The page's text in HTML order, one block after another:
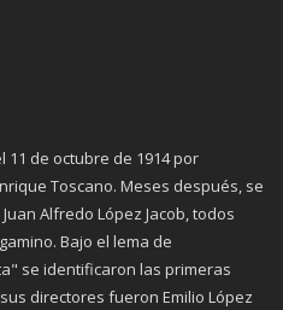
11 de octubre de 1914 por
Toscano. Meses después, se
Alfredo López Jacob, todos
Bajo el lema de
se identificaron las primeras
directores fueron Emilio López